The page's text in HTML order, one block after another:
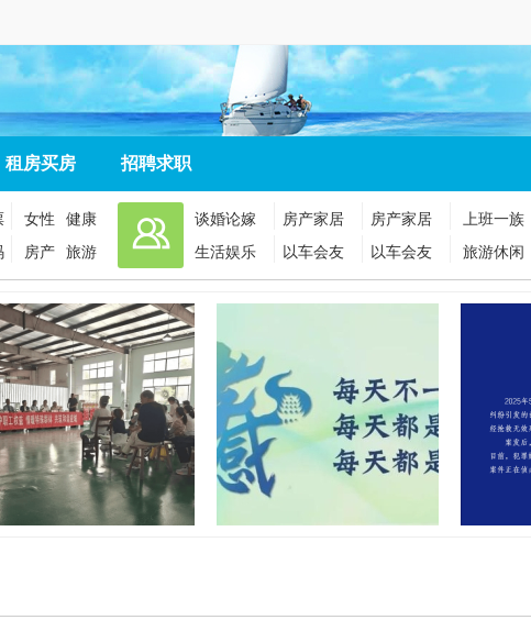
租房买房 招聘求职
女性
健康
房产 旅游
谈婚论嫁 房产家居 房产家居
上班一族
生活娱乐
以车会友 以车会友 旅游休闲